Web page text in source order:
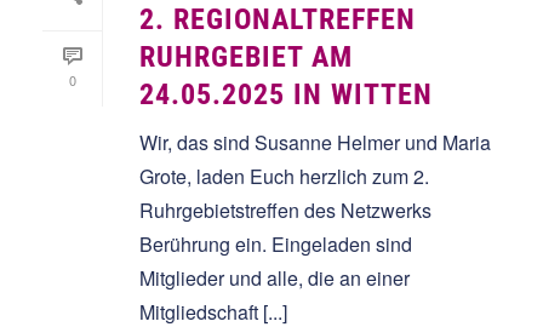
0
2. REGIONALTREFFEN
RUHRGEBIET AM
24.05.2025 IN WITTEN
Wir, das sind Susanne Helmer und Maria
Grote, laden Euch herzlich zum 2.
Ruhrgebietstreffen des Netzwerks
Berührung ein. Eingeladen sind
Mitglieder und alle, die an einer
Mitgliedschaft [...]